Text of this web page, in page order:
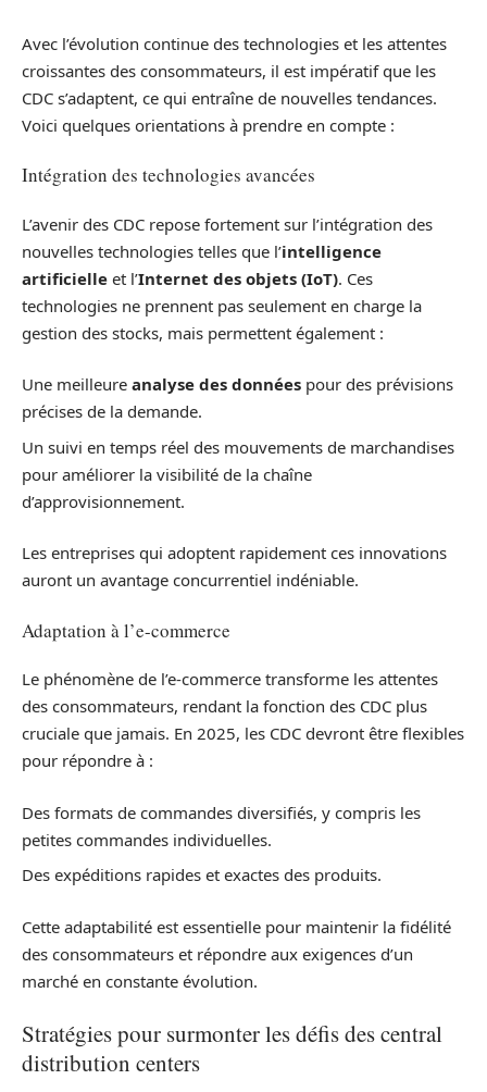
Avec l’évolution continue des technologies et les attentes
croissantes des consommateurs, il est impératif que les
CDC s’adaptent, ce qui entraîne de nouvelles tendances.
Voici quelques orientations à prendre en compte :
Intégration des technologies avancées
L’avenir des CDC repose fortement sur l’intégration des
nouvelles technologies telles que l’intelligence
artificielle et l’Internet des objets (IoT). Ces
technologies ne prennent pas seulement en charge la
gestion des stocks, mais permettent également :
Une meilleure analyse des données pour des prévisions
précises de la demande.
Un suivi en temps réel des mouvements de marchandises
pour améliorer la visibilité de la chaîne
d’approvisionnement.
Les entreprises qui adoptent rapidement ces innovations
auront un avantage concurrentiel indéniable.
Adaptation à l’e-commerce
Le phénomène de l’e-commerce transforme les attentes
des consommateurs, rendant la fonction des CDC plus
cruciale que jamais. En 2025, les CDC devront être flexibles
pour répondre à :
Des formats de commandes diversifiés, y compris les
petites commandes individuelles.
Des expéditions rapides et exactes des produits.
Cette adaptabilité est essentielle pour maintenir la fidélité
des consommateurs et répondre aux exigences d’un
marché en constante évolution.
Stratégies pour surmonter les défis des central
distribution centers